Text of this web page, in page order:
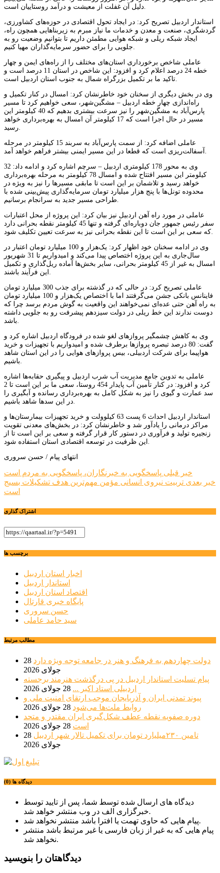
استاندار اردبیل تصریح کرد: در ایجاد تحول اقتصادی در حوزه‌های کشاورزی،
گردشگری، صنعت و معدن و خدمات ما نیاز مبرم به زیربناهایی همچون راه،
ایجاد شبکه ریلی و شبکه هوایی مطمئن داریم تا بتوانیم وضعیت رو به
عاملی شاخص برخورداری استان‌های مختلف را از راه‌های ایمن و چهار
خطه 24 درصد اعلام کرد و افزود: این شاخص در استان 11 درصد است و
وی در بخش دیگری از سخنان خود خاطرنشان کرد: امسال در کنار تکمیل و
راه‌اندازی چهار خطه اردبیل – مشگین‌شهر، سعی خواهیم کرد تا مسیر
پارس‌آباد به مشگین‌شهر را نیز سرعت بیشتری بدهیم که 40 کیلومتر این
مسیر در حال اجرا است که 17 کیلومتر آن امسال به بهره‌برداری خواهد
عاملی اضافه کرد: از سمت پارس‌آباد به سربند 15 کیلومتر در مرحله
وی به محور 178 کیلومتری اردبیل – سرچم اشاره کرد و ادامه داد: 32
کیلومتر این مسیر افتتاح شده و امسال 78 کیلومتر به مرحله بهره‌برداری
خواهد رسید و تلاشمان بر این است تا مابقی مسیرها را نیز به ویژه در
محدوده تونل‌ها با پنج هزار میلیارد تومان سرمایه‌گذاری پیش‌بینی شده با
عاملی در مورد راه آهن اردبیل نیز بیان کرد: این پروژه از محل اعتبارات
سفر رئیس جمهور جان دوباره‌ای گرفته و تنها 45 کیلومتر نقطه بحرانی دارد
وی در ادامه سخنان خود اظهار کرد: یک‌هزار و 100 میلیارد تومان اعتبار در
سال‌جاری به این پروژه اختصاص پیدا می‌کند و امیدواریم تا 31 شهریور
امسال به غیر از 45 کیلومتر بحرانی،‌ سایر بخش‌ها آماده ریل‌گذاری و تکمیل
عاملی تصریح کرد: در حالی که در گذشته برای جذب 300 میلیارد تومان
فاینانس بانکی جشن می‌گرفتند اما با اختصاص یک‌هزار و 100 میلیارد تومان
به راه آهن حتی عده‌ای نمی‌خواهند این واقعیت به گوش مردم برسد چرا که
دوست ندارند این خط ریلی در دولت سیزدهم پیشرفت رو به جلویی داشته
وی به کاهش چشمگیر پروازهای لغو شده در فرودگاه اردبیل اشاره کرد و
گفت: 80 درصد تبصره پروازها برطرف شده و امیدواریم با تجهیزات و خرید
هواپیما برای شرکت اردبیلی، بیس پروازهای هوایی را در این استان شاهد
عاملی به تدوین جامع مدیریت آب شرب اردبیل و پیگیری حقابه‌ها اشاره
کرد و افزود: در کنار تأمین آب پایدار 454 روستا، سعی ما بر این است تا 2
سد عمارت و گیوی را نیز به شکل کامل به بهره‌برداری رسانده و ‌آبگیری را
استاندار اردبیل احداث 6 پست 63 کیلوولت و خرید تجهیزات بیمارستان‌ها و
مراکز درمانی را یادآور شد و خاطرنشان کرد: در بخش‌های معدنی تقویت
زنجیره تولید و فرآوری در دستور کار قرار گرفته و سعی بر این است تا از
انتهای پیام / حسن سروری
راهبری
نوشته
خبر قبلی پاسخگویی به خبرنگاران، پاسخگویی به مردم است
خبر بعدی تربیت نیروی انسانی مؤمن مهم‌ترین هدف تشکیلات بسیج
است
اشتراک گذاری
برچسب ها
اخبار استان اردبیل
استاندار اردبیل
اقتصاد استان اردبیل
پایگاه خبری قارتال
حسن سروری
سید حامد عاملی
مطالب مرتبط
دولت چهاردهم به فرهنگ و هنر در جامعه توجه ویژه دارد 28
جولای 2026
پیام تسلیت استاندار اردبیل در پی درگذشت هنرمند برجسته
اردبیلی استاد اکبر ... 28 جولای 2026
پیوند تمدنی ایران و آذربایجان موجب ارتقای امنیت ملی و
روابط ملت‌ها می‌شود 28 جولای 2026
دوره صفویه نقطه عطف شکل‌گیری ایران مقتدر و متحد
است 28 جولای 2026
تامین ۲۳۰میلیارد تومان برای تکمیل تالار شهر اردبیل
28
جولای 2026
دیدگاه ها (0)
دیدگاه های ارسال شده توسط شما، پس از تایید توسط
خبرگزاری الف در وب منتشر خواهد شد.
پیام هایی که حاوی تهمت یا افترا باشد منتشر نخواهد شد.
پیام هایی که به غیر از زبان فارسی یا غیر مرتبط باشد منتشر
نخواهد شد.
دیدگاهتان را بنویسید